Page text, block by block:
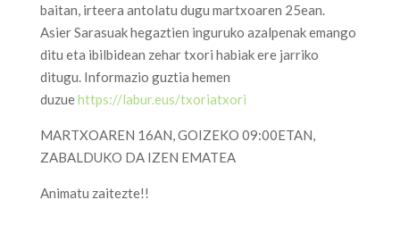
baitan, irteera antolatu dugu martxoaren 25ean.
Asier Sarasuak hegaztien inguruko azalpenak emango
ditu eta ibilbidean zehar txori habiak ere jarriko
ditugu. Informazio guztia hemen
duzuehttps://labur.eus/txoriatxori
MARTXOAREN 16AN, GOIZEKO 09:00ETAN,
ZABALDUKO DA IZEN EMATEA
Animatu zaitezte!!